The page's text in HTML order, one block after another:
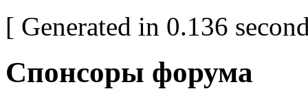
[ Generated in 0.136
Спонсоры форума